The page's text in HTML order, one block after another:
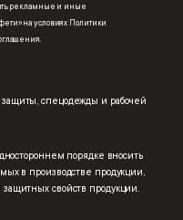
рекламные и иные
на условиях Политики
.
спецодежды и рабочей
порядке вносить
в производстве продукции,
свойств продукции.